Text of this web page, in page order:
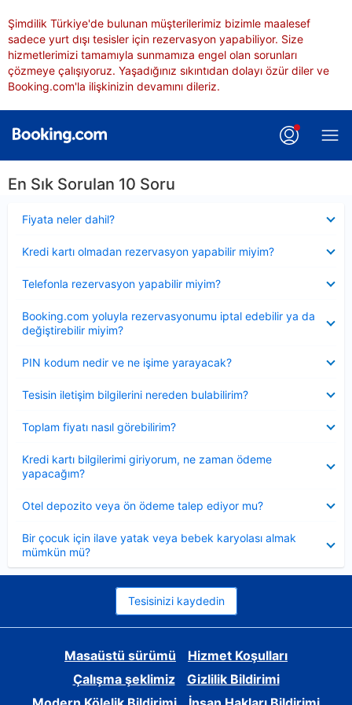
Şimdilik Türkiye'de bulunan müşterilerimiz bizimle maalesef
sadece yurt dışı tesisler için rezervasyon yapabiliyor. Size
hizmetlerimizi tamamıyla sunmamıza engel olan sorunları
çözmeye çalışıyoruz. Yaşadığınız sıkıntıdan dolayı özür diler ve
Booking.com'la ilişkinizin devamını dileriz.
En Sık Sorulan 10 Soru
Fiyata neler dahil?
Kredi kartı olmadan rezervasyon yapabilir miyim?
Telefonla rezervasyon yapabilir miyim?
Booking.com yoluyla rezervasyonumu iptal edebilir ya da
değiştirebilir miyim?
PIN kodum nedir ve ne işime yarayacak?
Tesisin iletişim bilgilerini nereden bulabilirim?
Toplam fiyatı nasıl görebilirim?
Kredi kartı bilgilerimi giriyorum, ne zaman ödeme
yapacağım?
Otel depozito veya ön ödeme talep ediyor mu?
Bir çocuk için ilave yatak veya bebek karyolası almak
mümkün mü?
Tesisinizi kaydedin
Masaüstü sürümü
Hizmet Koşulları
Çalışma şeklimiz
Gizlilik Bildirimi